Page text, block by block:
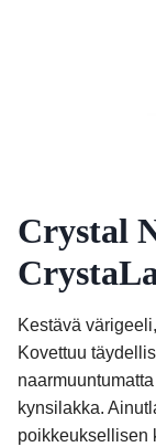
Crystal
Kestävä
Kovettuu
kynsilakka.
poikkeuksellisen